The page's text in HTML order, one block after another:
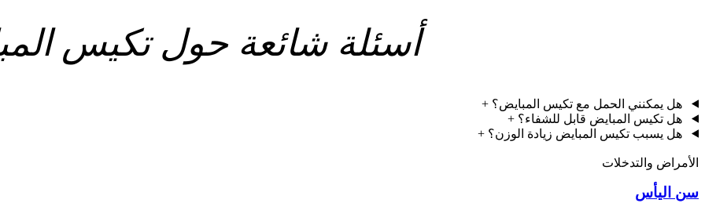
أسئلة شائعة حول تكيس
هل يمكنني الحمل مع تكيس المبايض؟ +
هل تكيس المبايض قابل للشفاء؟ +
هل يسبب تكيس المبايض زيادة الوزن؟ +
الأمراض والتدخلات
سن اليأس